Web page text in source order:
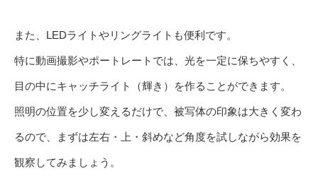
また、LEDライトやリングライトも便利です。
特に動画撮影やポートレートでは、光を一定に保ちやすく、
目の中にキャッチライト（輝き）を作ることができます。
照明の位置を少し変えるだけで、被写体の印象は大きく変わ
るので、まずは左右・上・斜めなど角度を試しながら効果を
観察してみましょう。